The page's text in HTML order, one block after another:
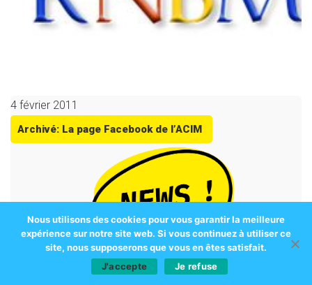
4 février 2011
Archivé: La page Facebook de l’ACIM
Nous utilisons des cookies pour vous garantir la meilleure
expérience sur notre site web. Si vous continuez à utiliser ce
site, nous supposerons que vous en êtes satisfait.
J'accepte
Je refuse